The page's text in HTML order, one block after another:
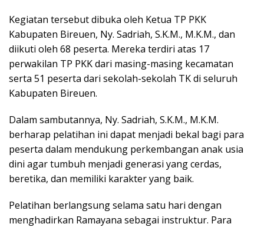
Kegiatan tersebut dibuka oleh Ketua TP PKK
Kabupaten Bireuen, Ny. Sadriah, S.K.M., M.K.M., dan
diikuti oleh 68 peserta. Mereka terdiri atas 17
perwakilan TP PKK dari masing-masing kecamatan
serta 51 peserta dari sekolah-sekolah TK di seluruh
Kabupaten Bireuen.
Dalam sambutannya, Ny. Sadriah, S.K.M., M.K.M.
berharap pelatihan ini dapat menjadi bekal bagi para
peserta dalam mendukung perkembangan anak usia
dini agar tumbuh menjadi generasi yang cerdas,
beretika, dan memiliki karakter yang baik.
Pelatihan berlangsung selama satu hari dengan
menghadirkan Ramayana sebagai instruktur. Para